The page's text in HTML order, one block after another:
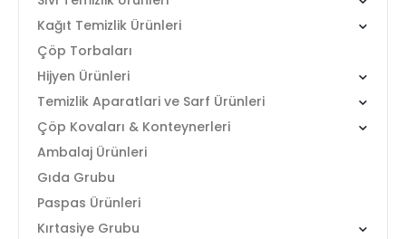
Kağıt Temizlik Ürünleri
Çöp Torbaları
Hijyen Ürünleri
Temizlik Aparatlari ve Sarf Ürünleri
Çöp Kovaları & Konteynerleri
Ambalaj Ürünleri
Gıda Grubu
Paspas Ürünleri
Kırtasiye Grubu